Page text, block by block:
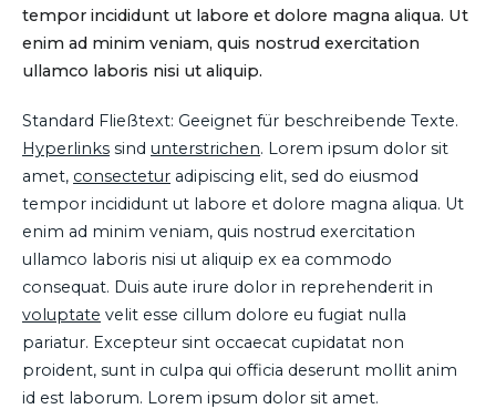
tempor incididunt ut labore et dolore magna aliqua. Ut
enim ad minim veniam, quis nostrud exercitation
ullamco laboris nisi ut aliquip.
Standard Fließtext: Geeignet für beschreibende Texte.
Hyperlinks sind unterstrichen. Lorem ipsum dolor sit
amet, consectetur adipiscing elit, sed do eiusmod
tempor incididunt ut labore et dolore magna aliqua. Ut
enim ad minim veniam, quis nostrud exercitation
ullamco laboris nisi ut aliquip ex ea commodo
consequat. Duis aute irure dolor in reprehenderit in
voluptate velit esse cillum dolore eu fugiat nulla
pariatur. Excepteur sint occaecat cupidatat non
proident, sunt in culpa qui officia deserunt mollit anim
id est laborum. Lorem ipsum dolor sit amet.